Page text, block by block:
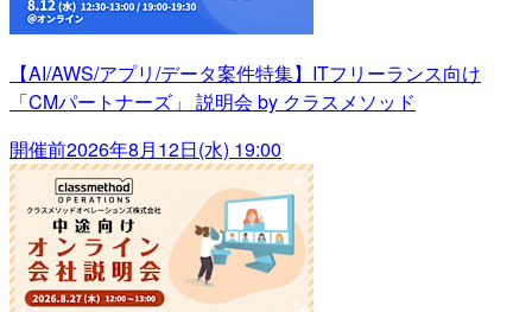
【AI/AWS/アプリ/データ案件特集】ITフリーランス向け
「CMパートナーズ」 説明会 by クラスメソッド
開催前2026年8月12日(水) 19:00